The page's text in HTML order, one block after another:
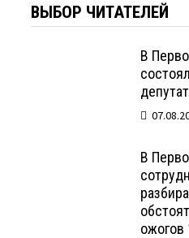
ВЫБОР ЧИТАТЕЛЕЙ
В
В
ожогов